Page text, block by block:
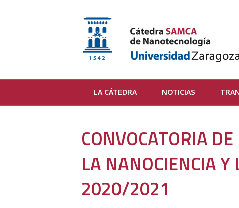
LA CÁTEDRA NOTICIAS
CONVOCATORIA
LA NANOCIENCIA
2020/2021